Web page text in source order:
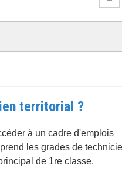
territorial ?
à un cadre d'emplois
les grades de
de 1re classe.